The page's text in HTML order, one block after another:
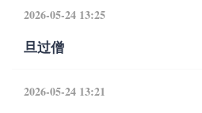
2026-05-24 13:25
旦过僧
2026-05-24 13:21